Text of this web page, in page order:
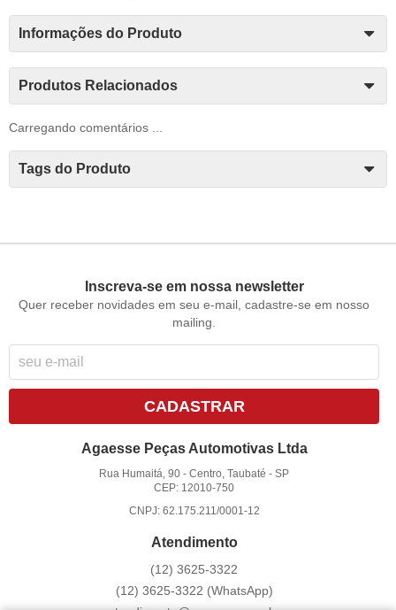
Informações do Produto
Produtos Relacionados
Carregando comentários ...
Tags do Produto
Inscreva-se em nossa newsletter
Quer receber novidades em seu e-mail, cadastre-se em nosso
mailing.
CADASTRAR
Agaesse Peças Automotivas Ltda
Rua Humaitá, 90 -Centro, Taubaté -SP
CEP: 12010-750
CNPJ: 62.175.211/0001-12
Atendimento
(12) 3625-3322
(12) 3625-3322 (WhatsApp)